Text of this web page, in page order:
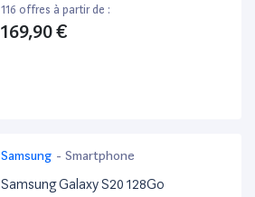
116 offres à partir de :
169,90 €
Samsung - Smartphone
Samsung Galaxy S20 128Go